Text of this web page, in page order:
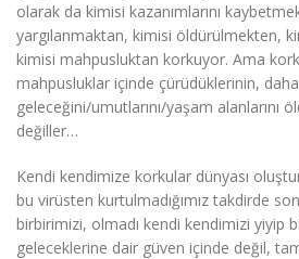
olarak da kimisi kazanımlarını
yargılanmaktan, kimisi öldürülmekten,
kimisi mahpusluktan korkuyor. Ama
mahpusluklar içinde çürüdüklerinin,
geleceğini/umutlarını/yaşam alanlarını
değiller…
Kendi kendimize korkular dünyası
bu virüsten kurtulmadığımız takdirde
birbirimizi, olmadı kendi kendimizi yiyip
geleceklerine dair güven içinde değil,